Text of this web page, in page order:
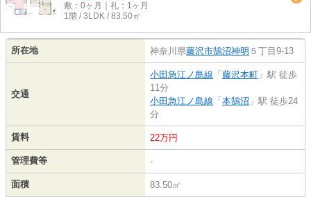
敷：0ヶ月｜礼：1ヶ月
1階 / 3LDK / 83.50㎡
所在地 神奈川県藤沢市鵠沼神明 ５丁目9-13
交通
小田急江ノ島線 「 藤沢本町 」駅 徒歩
11分
小田急江ノ島線 「 本鵠沼 」駅 徒歩24
分
賃料 22万円
管理費等 -
面積 83.50㎡